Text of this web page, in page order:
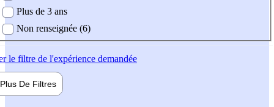
Plus de 3 ans
Non renseignée (6)
le filtre de l'expérience demandée
Plus De Filtres